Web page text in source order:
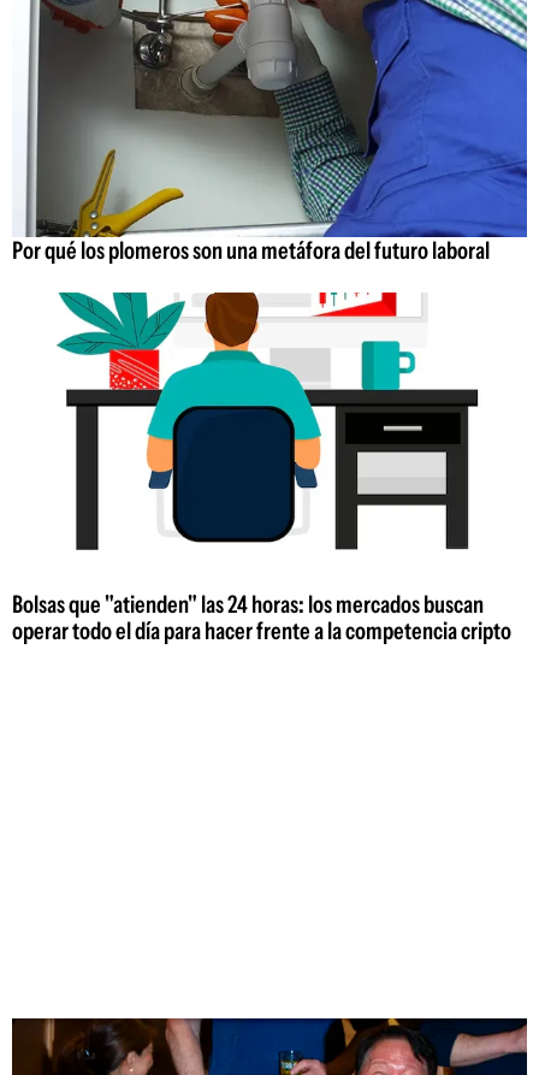
Por qué los plomeros son una metáfora del futuro laboral
Bolsas que "atienden" las 24 horas: los mercados buscan
operar todo el día para hacer frente a la competencia cripto